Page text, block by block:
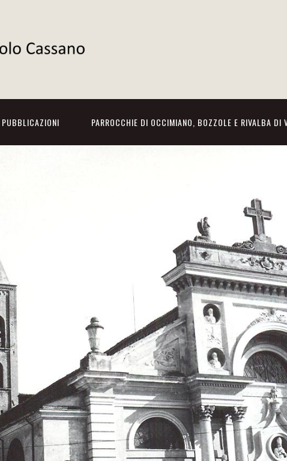
PUBBLICAZIONI PARROCCHIE DI OCCIMIANO, BOZZOLE E RIVALBA DI